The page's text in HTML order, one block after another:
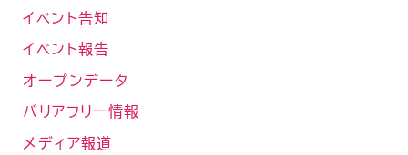
イベント告知
イベント報告
オープンデータ
バリアフリー情報
メディア報道